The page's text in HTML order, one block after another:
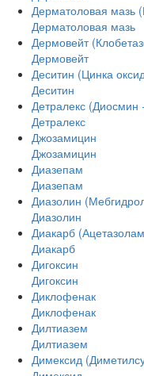
Дерматоловая мазь
Дерматоловая мазь
Дермовейт
Дермовейт
Деситин (Цинка
Деситин
Детралекс (Диосмин
Детралекс
Джозамицин
Джозамицин
Диазепам
Диазепам
Диазолин
Диазолин
Диакарб
Диакарб
Дигоксин
Дигоксин
Диклофенак
Диклофенак
Дилтиазем
Дилтиазем
Димексид